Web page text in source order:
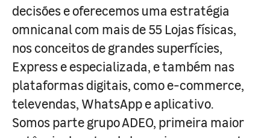
decisões e oferecemos uma estratégia
omnicanal com mais de 55 Lojas físicas,
nos conceitos de grandes superfícies,
Express e especializada, e também nas
plataformas digitais, como e-commerce,
televendas, WhatsApp e aplicativo.
Somos parte grupo ADEO, primeira maior